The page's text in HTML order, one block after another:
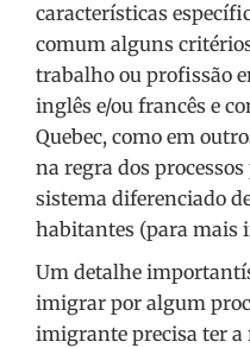
características
comum alguns
trabalho ou profissão
inglês e/ou francês e
Quebec, como em
na regra dos
sistema diferenciado
habitantes (para mais
Um detalhe
imigrar por algum
imigrante precisa ter a